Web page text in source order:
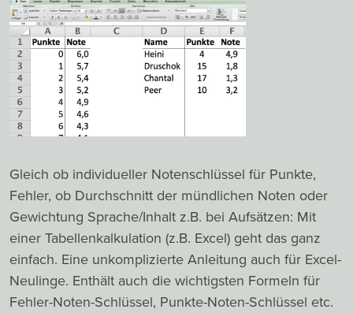
Gleich ob individueller Notenschlüssel für Punkte,
Fehler, ob Durchschnitt der mündlichen Noten oder
Gewichtung Sprache/Inhalt z.B. bei Aufsätzen: Mit
einer Tabellenkalkulation (z.B. Excel) geht das ganz
einfach. Eine unkomplizierte Anleitung auch für Excel-
Neulinge. Enthält auch die wichtigsten Formeln für
Fehler-Noten-Schlüssel, Punkte-Noten-Schlüssel etc.